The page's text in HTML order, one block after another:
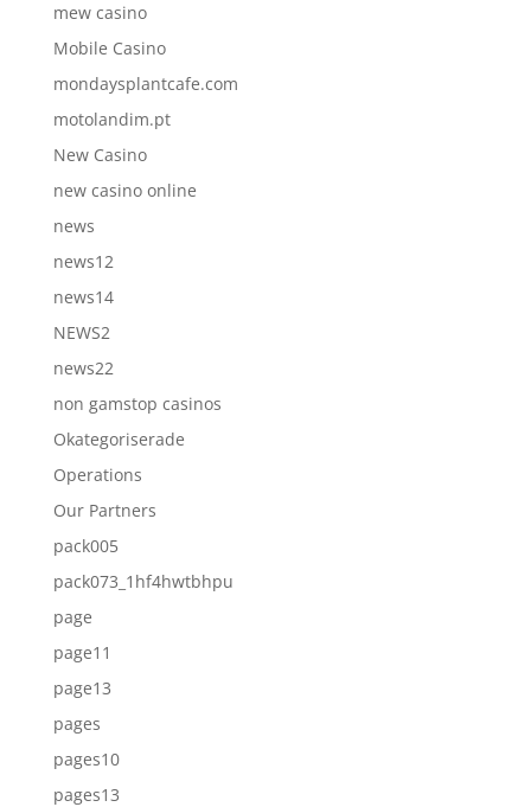
mew casino
Mobile Casino
mondaysplantcafe.com
motolandim.pt
New Casino
new casino online
news
news12
news14
NEWS2
news22
non gamstop casinos
Okategoriserade
Operations
Our Partners
pack005
pack073_1hf4hwtbhpu
page
page11
page13
pages
pages10
pages13